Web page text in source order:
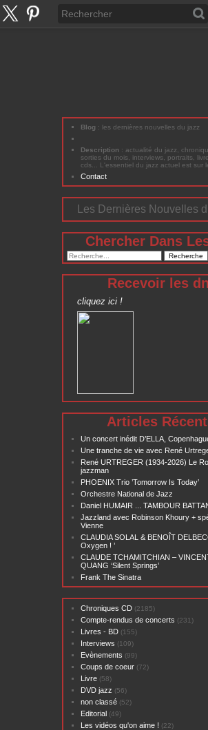
Blog : les dernières nouvelles du jazz
Description : actualité du jazz,
sorties du mois, interviews, portraits,
cds... L'essentiel du jazz actuel est sur
Contact
Les Dernières Nouvelles
Chercher Dans
Recevoir les
cliquez ici !
Articles
Un concert inédit D’ELLA,
Une tranche de vie avec René
René URTREGER (1934-2026) Le
jazzman
PHOENIX Trio ’Tomorrow Is Today’
Orchestre National de Jazz
Daniel HUMAIR ... TAMBOUR
Jazzland avec Robinson Khoury +
Vienne
CLAUDIA SOLAL & BENOÎT
Oxygen ! ’
CLAUDE TCHAMITCHIAN –
QUANG ‘Silent Springs’
Frank The Sinatra
Chroniques CD (2185)
Compte-rendus de concerts (231)
Livres - BD (155)
Interviews (109)
Evènements (99)
Coups de coeur (72)
Livre (58)
DVD jazz (56)
non classé (52)
Editorial (49)
Les vidéos qu'on aime ! (22)